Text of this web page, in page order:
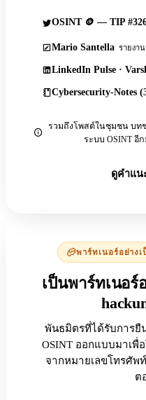
OSINT 🪙 — TIP
Mario Santella รายงา
LinkedIn Pulse ·
Cybersecurity-Notes
รวมถึงโพสต์ในชุมชน บท
ระบบ OSINT อี
ดูคำแน
พาร์ทเนอร์อย่างเ
เป็นพาร์ทเนอร์
พันธมิตรที่ได้รับการยื
OSINT ออกแบบมาเพื่
จากหมายเลขโทรศัพ
ต